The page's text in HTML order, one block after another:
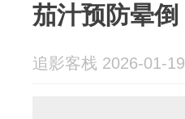
茄汁预防晕倒
追影客栈 2026-01-19